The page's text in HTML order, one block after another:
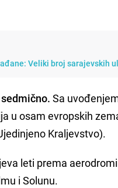
Veliki broj sarajevskih
Sa
u osam evropskih
Kraljevstvo).
leti prema
i Solunu.